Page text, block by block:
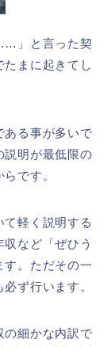
」と言った契
まに起きてし
ある事が多いで
説明が最低限の
です。
軽く説明する
など「ぜひう
す。ただその一
ず行います。
の細かな内訳で